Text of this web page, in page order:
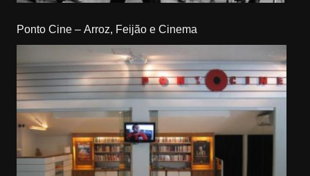
Ponto Cine – Arroz, Feijão e Cinema